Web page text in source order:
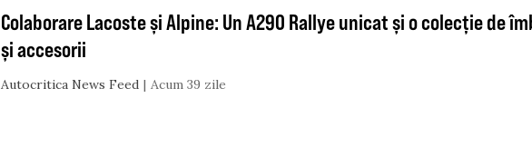
Colaborare Lacoste și Alpine: Un A290 Rallye unicat și o colecție de
și accesorii
Autocritica News Feed Acum 39 zile